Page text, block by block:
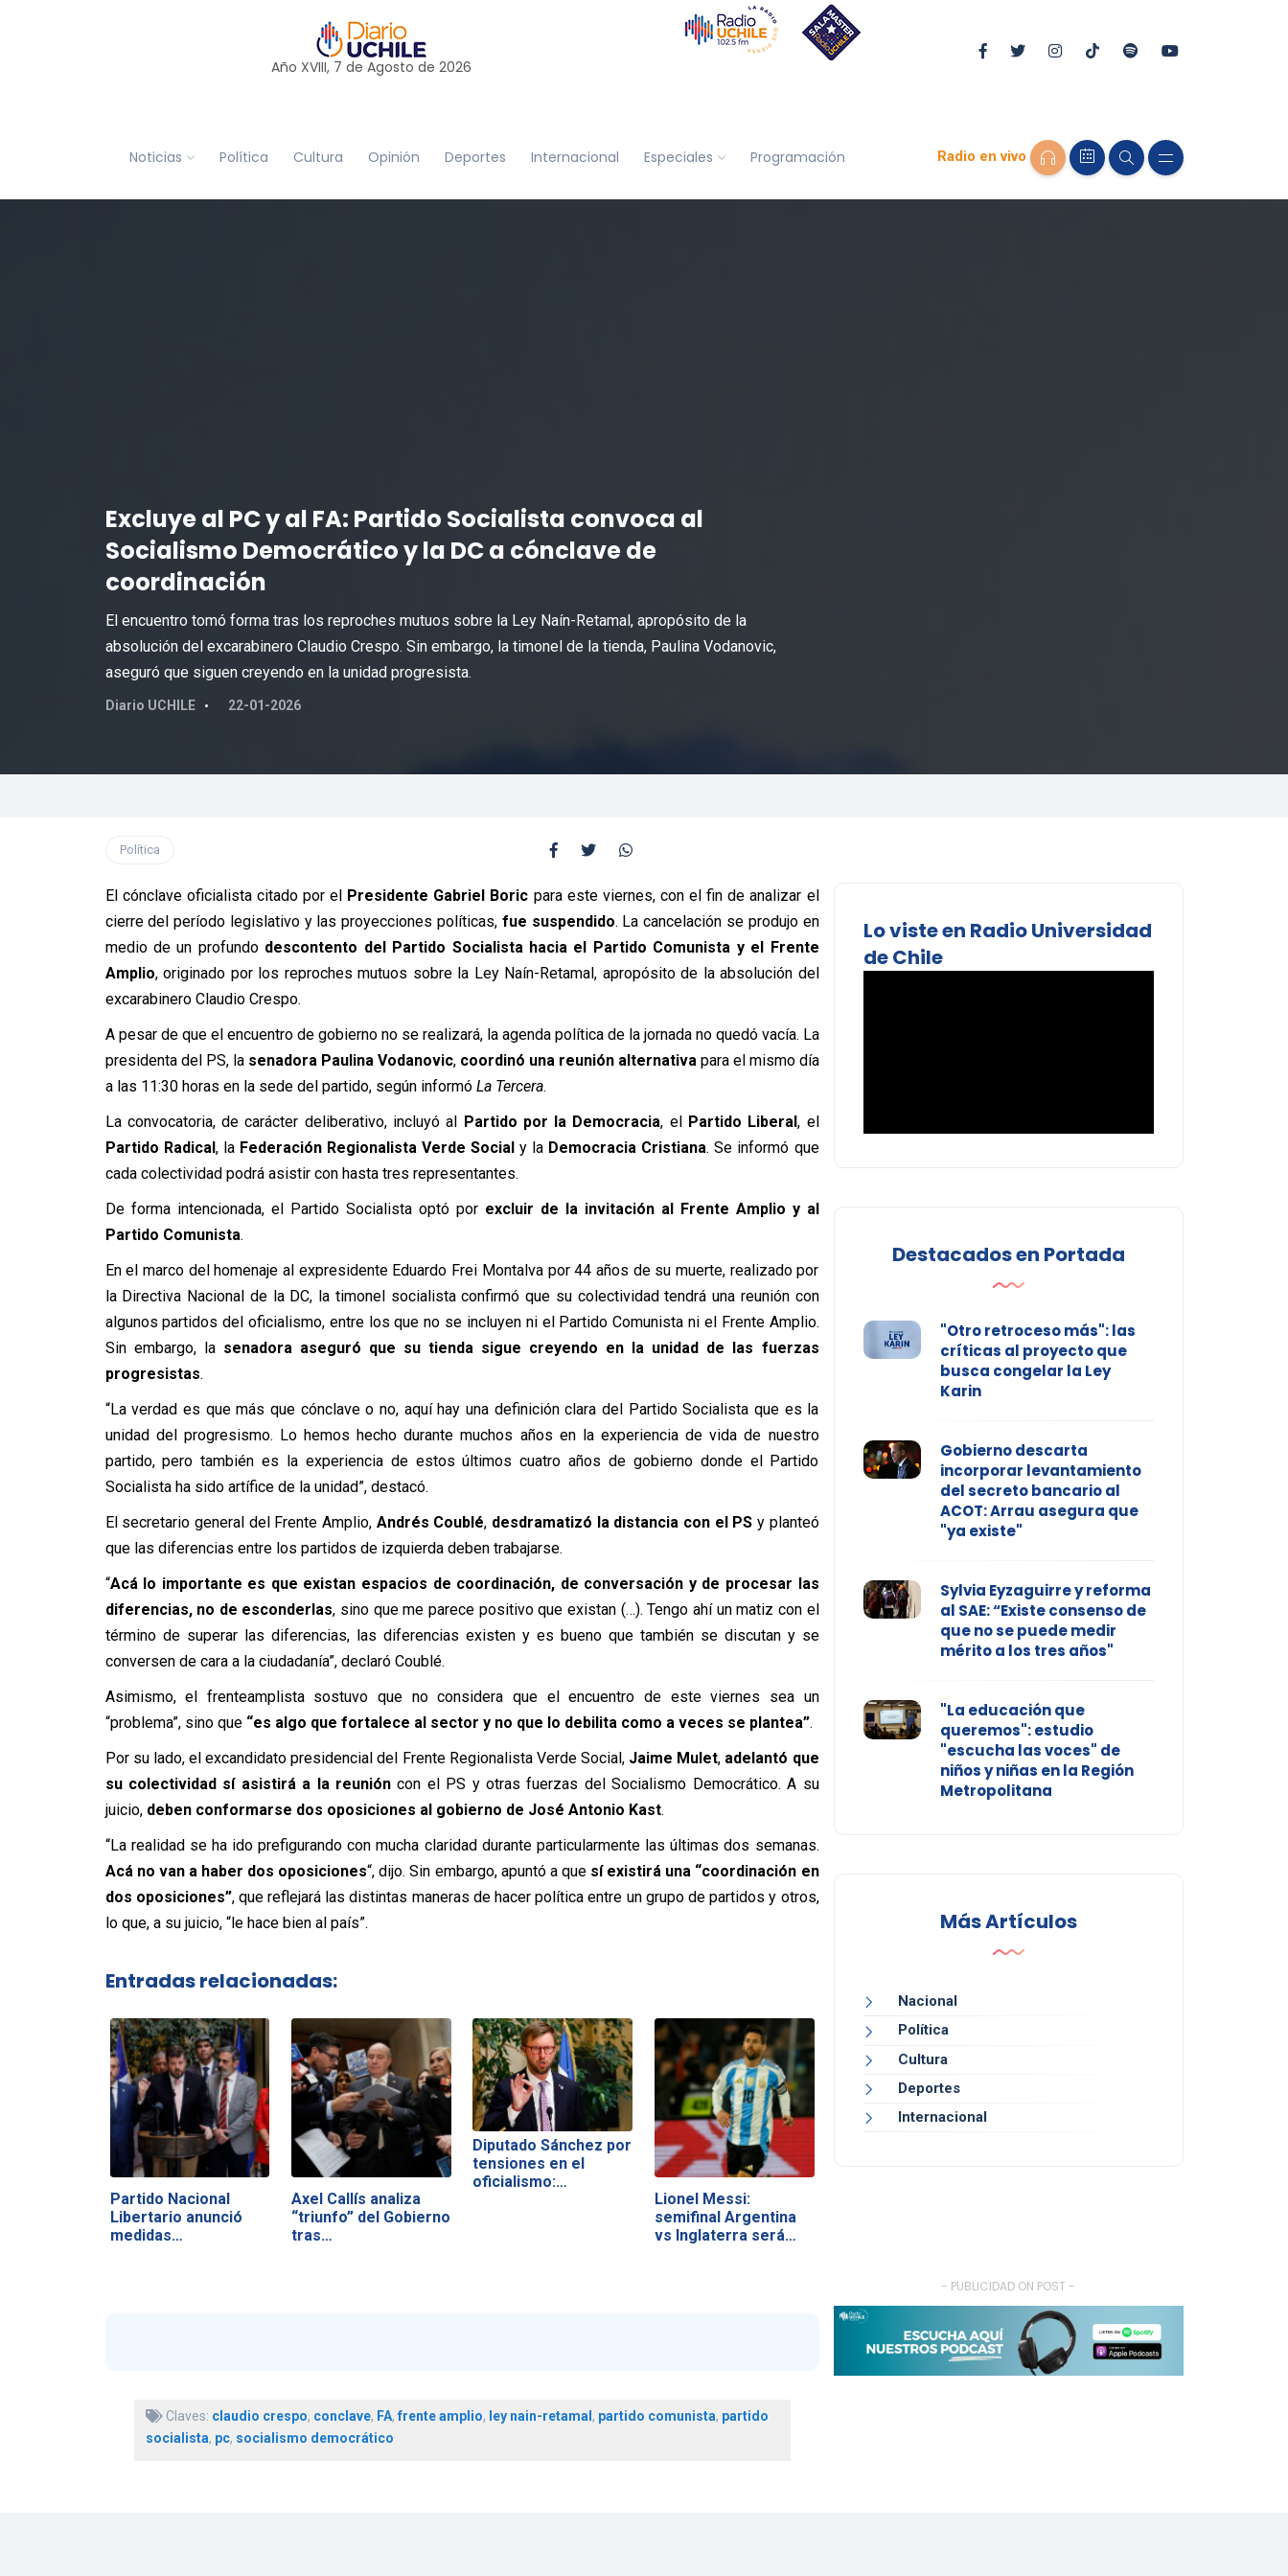
Año XVIII, 7 de Agosto de 2026
Noticias Política Cultura Opinión Deportes Internacional Especiales Programación Radio en vivo
Excluye al PC y al FA: Partido Socialista convoca al
Socialismo Democrático y la DC a cónclave de
coordinación
El encuentro tomó forma tras los reproches mutuos sobre la Ley Naín-Retamal, apropósito de la
absolución del excarabinero Claudio Crespo. Sin embargo, la timonel de la tienda, Paulina Vodanovic,
aseguró que siguen creyendo en la unidad progresista.
Diario UCHILE 22-01-2026
Política
El cónclave oficialista citado por el Presidente Gabriel Boric para este viernes, con el fin de analizar el
cierre del período legislativo y las proyecciones políticas, fue suspendido. La cancelación se produjo en
medio de un profundo descontento del Partido Socialista hacia el Partido Comunista y el Frente
Amplio, originado por los reproches mutuos sobre la Ley Naín-Retamal, apropósito de la absolución del
excarabinero Claudio Crespo.
A pesar de que el encuentro de gobierno no se realizará, la agenda política de la jornada no quedó vacía. La
presidenta del PS, la senadora Paulina Vodanovic, coordinó una reunión alternativapara el mismo día
a las 11:30 horas en la sede del partido, según informó La Tercera.
La convocatoria, de carácter deliberativo, incluyó al Partido por la Democracia, el Partido Liberal, el
Partido Radical, la Federación Regionalista Verde Socialy la Democracia Cristiana. Se informó que
cada colectividad podrá asistir con hasta tres representantes.
De forma intencionada, el Partido Socialista optó por excluir de la invitación al Frente Amplio y al
Partido Comunista.
En el marco del homenaje al expresidente Eduardo Frei Montalva por 44 años de su muerte, realizado por
la Directiva Nacional de la DC, la timonel socialista confirmó que su colectividad tendrá una reunión con
algunos partidos del oficialismo, entre los que no se incluyen ni el Partido Comunista ni el Frente Amplio.
Sin embargo, la senadora aseguró que su tienda sigue creyendo en la unidad de las fuerzas
progresistas.
“La verdad es que más que cónclave o no, aquí hay una definición clara del Partido Socialista que es la
unidad del progresismo. Lo hemos hecho durante muchos años en la experiencia de vida de nuestro
partido, pero también es la experiencia de estos últimos cuatro años de gobierno donde el Partido
Socialista ha sido artífice de la unidad”, destacó.
El secretario general del Frente Amplio, Andrés Coublé, desdramatizó la distancia con el PS y planteó
que las diferencias entre los partidos de izquierda deben trabajarse.
“Acá lo importante es que existan espacios de coordinación, de conversación y de procesar las
diferencias, no de esconderlas, sino que me parece positivo que existan (…). Tengo ahí un matiz con el
término de superar las diferencias, las diferencias existen y es bueno que también se discutan y se
conversen de cara a la ciudadanía”, declaró Coublé.
Asimismo, el frenteamplista sostuvo que no considera que el encuentro de este viernes sea un
“problema”, sino que “es algo que fortalece al sector y no que lo debilita como a veces se plantea”.
Por su lado, el excandidato presidencial del Frente Regionalista Verde Social, Jaime Mulet, adelantó que
su colectividad sí asistirá a la reunióncon el PS y otras fuerzas del Socialismo Democrático. A su
juicio, deben conformarse dos oposiciones al gobierno de José Antonio Kast.
“La realidad se ha ido prefigurando con mucha claridad durante particularmente las últimas dos semanas.
Acá no van a haber dos oposiciones“, dijo. Sin embargo, apuntó a quesí existirá una “coordinación en
dos oposiciones”, que reflejará las distintas maneras de hacer política entre un grupo de partidos y otros,
lo que, a su juicio, “le hace bien al país”.
Entradas relacionadas:
Partido Nacional
Libertario anunció
medidas…
Axel Callís analiza
“triunfo” del Gobierno
tras…
Diputado Sánchez por
tensiones en el
oficialismo:…
Lionel Messi:
semifinal Argentina
vs Inglaterra será…
Claves: claudio crespo, conclave, FA,frente amplio, ley nain-retamal , partido comunista, partido
socialista, pc, socialismo democrático
Lo viste en Radio Universidad
de Chile
Destacados en Portada
"Otro retroceso más": las
críticas al proyecto que
busca congelar la Ley
Karin
Gobierno descarta
incorporar levantamiento
del secreto bancario al
ACOT: Arrau asegura que
"ya existe"
Sylvia Eyzaguirre y reforma
al SAE: “Existe consenso de
que no se puede medir
mérito a los tres años"
"La educación que
queremos": estudio
"escucha las voces" de
niños y niñas en la Región
Metropolitana
Más Artículos
Nacional
Política
Cultura
Deportes
Internacional
- PUBLICIDAD ON POST -